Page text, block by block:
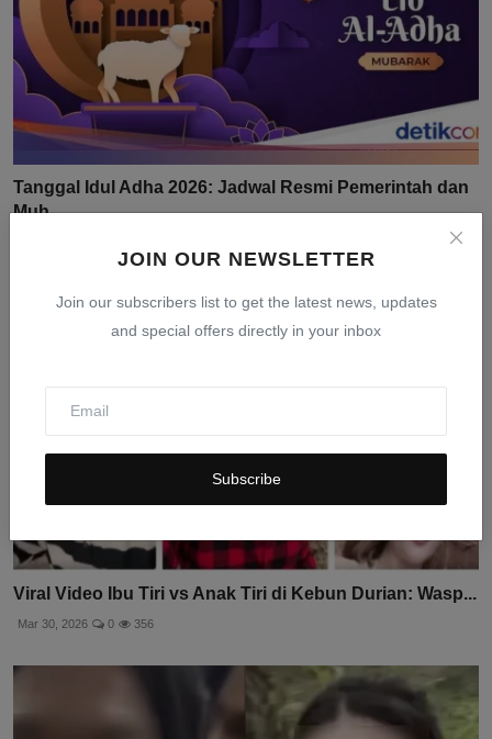
JOIN OUR NEWSLETTER
Join our subscribers list to get the latest news, updates
and special offers directly in your inbox
Subscribe
Tanggal Idul Adha 2026: Jadwal Resmi Pemerintah dan
Muh...
Viral Video Ibu Tiri vs Anak Tiri di Kebun Durian: Wasp...
Mar 30, 2026 0 356